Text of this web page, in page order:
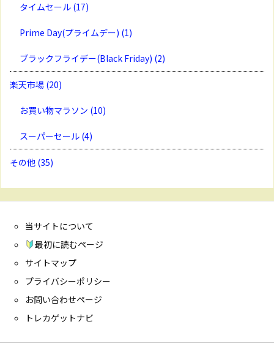
タイムセール (17)
Prime Day(プライムデー) (1)
ブラックフライデー(Black Friday) (2)
楽天市場 (20)
お買い物マラソン (10)
スーパーセール (4)
その他 (35)
当サイトについて
最初に読むページ
サイトマップ
プライバシーポリシー
お問い合わせページ
トレカゲットナビ